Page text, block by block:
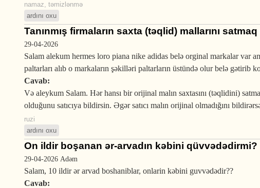
namaz, təmizlənmə
ardını oxu
Tanınmış firmaların saxta (təqlid) mallarını satmaq
29-04-2026
Salam alekum hermes loro piana nike adidas belə orginal markalar var
paltarları alıb o markaların şəkilləri paltarların üstündə olur belə gətirib
Cavab:
Və aleykum Salam. Hər hansı bir orijinal malın saxtasını (təqlidini)
olduğunu satıcıya bildirsin. Əgər satıcı malın orijinal olmadığını
ruzi
ardını oxu
On ildir boşanan ər-arvadın kəbini qüvvədədirmi?
29-04-2026 Adəm
Salam, 10 ildir ər arvad boshaniblar, onlarin kəbini guvvədədir??
Cavab: